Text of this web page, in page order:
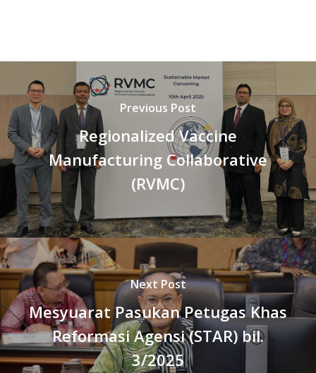
Previous Post
Regionalized Vaccine
Manufacturing Collaborative
(RVMC)
Next Post
Mesyuarat Pasukan Petugas Khas
Reformasi Agensi (STAR) bil.
3/2025